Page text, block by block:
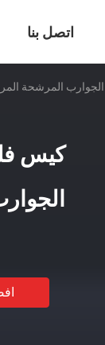
اتصل بنا
المرشحة
كيس